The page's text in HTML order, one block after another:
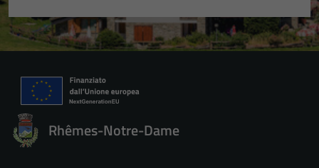
Rhêmes-Notre-Dame